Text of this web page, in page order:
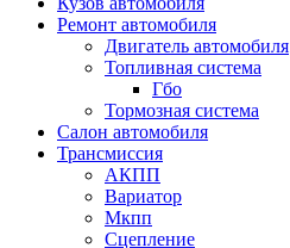
Ремонт автомобиля
Двигатель автомобиля
Топливная система
Гбо
Тормозная система
Салон автомобиля
Трансмиссия
АКПП
Вариатор
Мкпп
Сцепление